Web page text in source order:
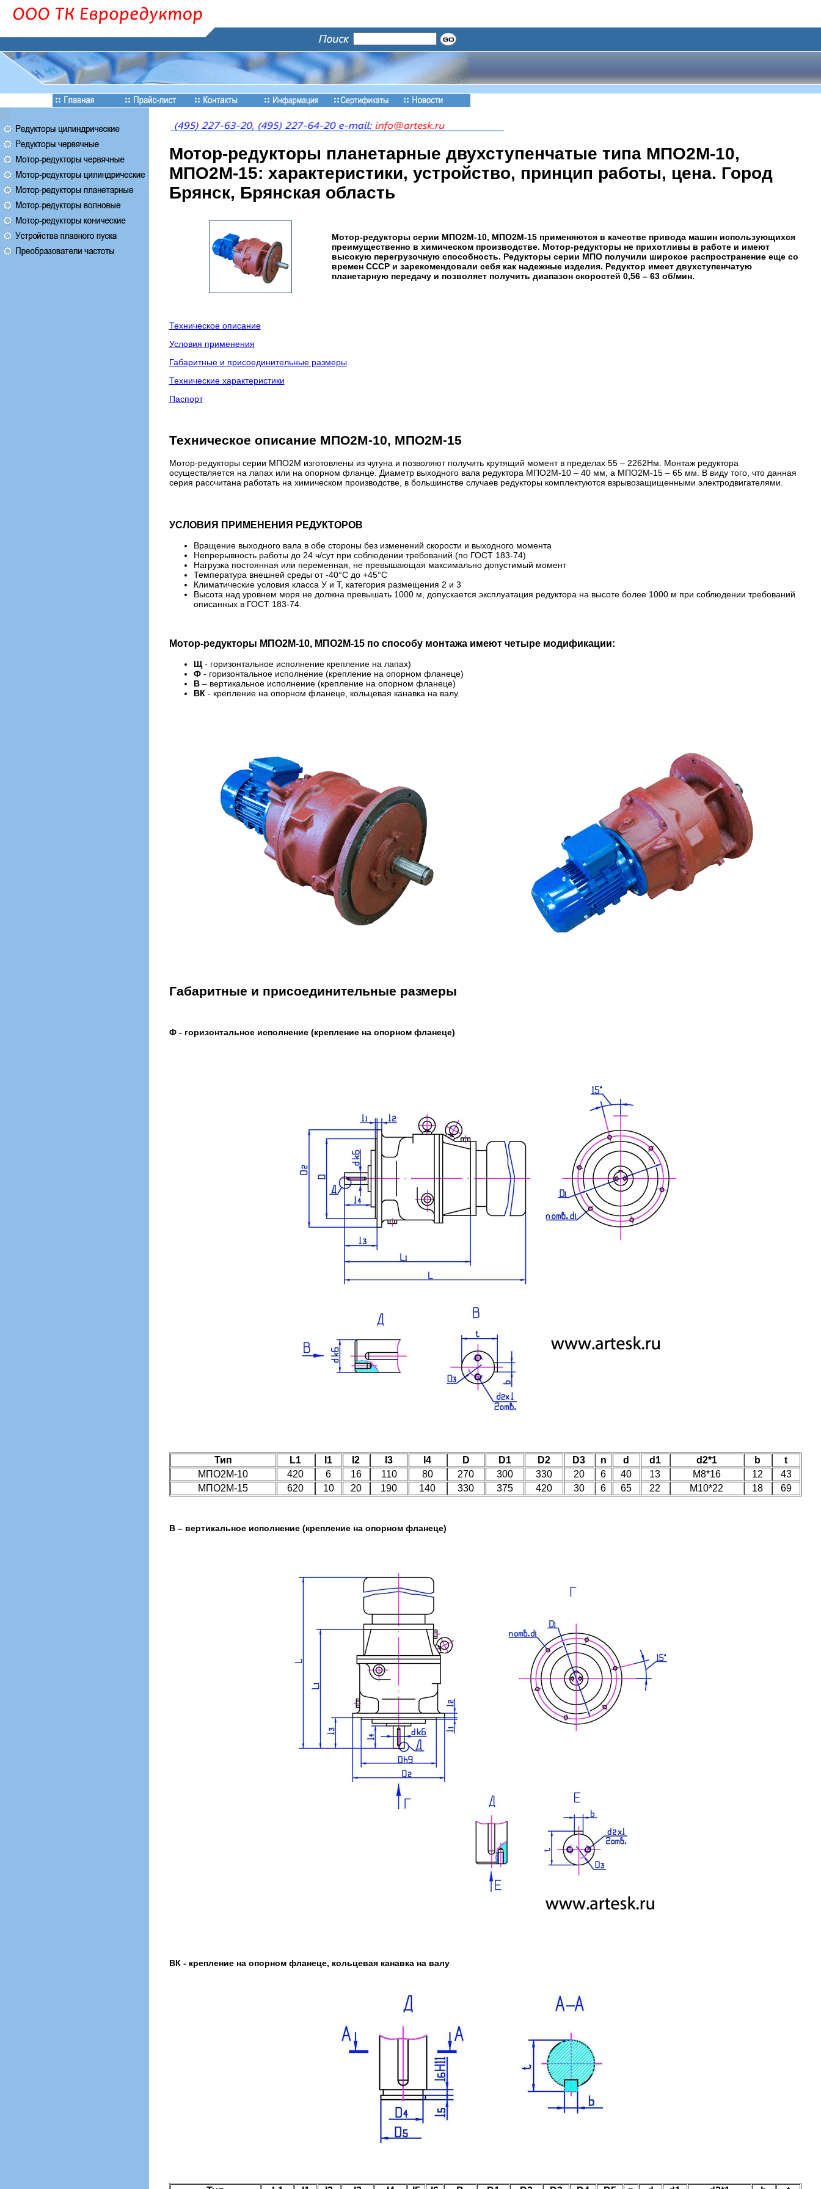
Мотор-редукторы планетарные двухступенчатые типа МПО2М-10,
МПО2М-15: характеристики, устройство, принцип работы, цена. Город
Брянск, Брянская область
Мотор-редукторы серии МПО2М-10, МПО2М-15 применяются в качестве привода машин использующихся
преимущественно в химическом производстве. Мотор-редукторы не прихотливы в работе и имеют
высокую перегрузочную способность. Редукторы серии МПО получили широкое распространение еще со
времен СССР и зарекомендовали себя как надежные изделия. Редуктор имеет двухступенчатую
планетарную передачу и позволяет получить диапазон скоростей 0,56 – 63 об/мин.
Техническое описание
Условия применения
Габаритные и присоединительные размеры
Технические характеристики
Паспорт
Техническое описание МПО2М-10, МПО2М-15
Мотор-редукторы серии МПО2М изготовлены из чугуна и позволяют получить крутящий момент в пределах 55 – 2262Нм. Монтаж редуктора
осуществляется на лапах или на опорном фланце. Диаметр выходного вала редуктора МПО2М-10 – 40 мм, а МПО2М-15 – 65 мм. В виду того, что данная
серия рассчитана работать на химическом производстве, в большинстве случаев редукторы комплектуются взрывозащищенными электродвигателями.
УСЛОВИЯ ПРИМЕНЕНИЯ РЕДУКТОРОВ
Вращение выходного вала в обе стороны без изменений скорости и выходного момента
Непрерывность работы до 24 ч/сут при соблюдении требований (по ГОСТ 183-74)
Нагрузка постоянная или переменная, не превышающая максимально допустимый момент
Температура внешней среды от -40°С до +45°С
Климатические условия класса У и Т, категория размещения 2 и 3
Высота над уровнем моря не должна превышать 1000 м, допускается эксплуатация редуктора на высоте более 1000 м при соблюдении требований
описанных в ГОСТ 183-74.
Мотор-редукторы МПО2М-10, МПО2М-15 по способу монтажа имеют четыре модификации:
Щ- горизонтальное исполнение крепление на лапах)
Ф- горизонтальное исполнение (крепление на опорном фланеце)
В– вертикальное исполнение (крепление на опорном фланеце)
ВК - крепление на опорном фланеце, кольцевая канавка на валу.
Габаритные и присоединительные размеры
Ф - горизонтальное исполнение (крепление на опорном фланеце)
Тип L1 I1 I2 I3 I4 D D1 D2 D3 n d d1 d2*1 b
t
МПО2М-10
420 6 16 110 80 270 300 330 20 6 40 13 M8*16 12
43
МПО2М-15
620 10 20 190 140 330 375 420 30 6 65 22 M10*22 18 69
В – вертикальное исполнение (крепление на опорном фланеце)
ВК - крепление на опорном фланеце, кольцевая канавка на валу